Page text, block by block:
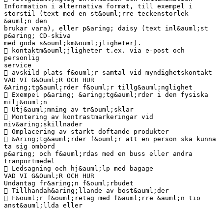
Information i alternativa format, till exempel i
storstil (text med en st&ouml;rre teckenstorlek
&auml;n den
brukar vara), eller p&aring; daisy (text inl&auml;st
p&aring; CD-skiva
med goda s&ouml;km&ouml;jligheter).
 kontaktm&ouml;jligheter t.ex. via e-post och
personlig
service
 avskild plats f&ouml;r samtal vid myndighetskontakt
VAD VI G&Ouml;R OCH HUR
&Aring;tg&auml;rder f&ouml;r tillg&auml;nglighet
 Exempel p&aring; &aring;tg&auml;rder i den fysiska
milj&ouml;n
 Utj&auml;mning av tr&ouml;sklar
 Montering av kontrastmarkeringar vid
niv&aring;skillnader
 Omplacering av starkt doftande produkter
 &Aring;tg&auml;rder f&ouml;r att en person ska kunna
ta sig ombord
p&aring; och f&auml;rdas med en buss eller andra
tranportmedel
 Ledsagning och hj&auml;lp med bagage
VAD VI G&Ouml;R OCH HUR
Undantag fr&aring;n f&ouml;rbudet
 Tillhandah&aring;llande av bost&auml;der
 F&ouml;r f&ouml;retag med f&auml;rre &auml;n tio
anst&auml;llda eller